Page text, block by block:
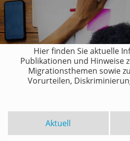
Hier finden Sie aktuelle
Publikationen und Hinweise
Migrationsthemen sowie
Vorurteilen,
Aktuell